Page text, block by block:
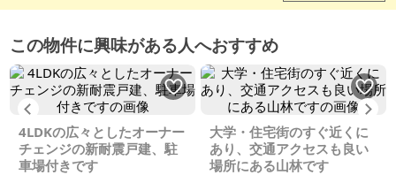
この物件に興味がある人へおすすめ
Previous
4LDKの広々としたオーナー
チェンジの新耐震戸建、駐
車場付きです
大学・住宅街のすぐ近くに
あり、交通アクセスも良い
場所にある山林です